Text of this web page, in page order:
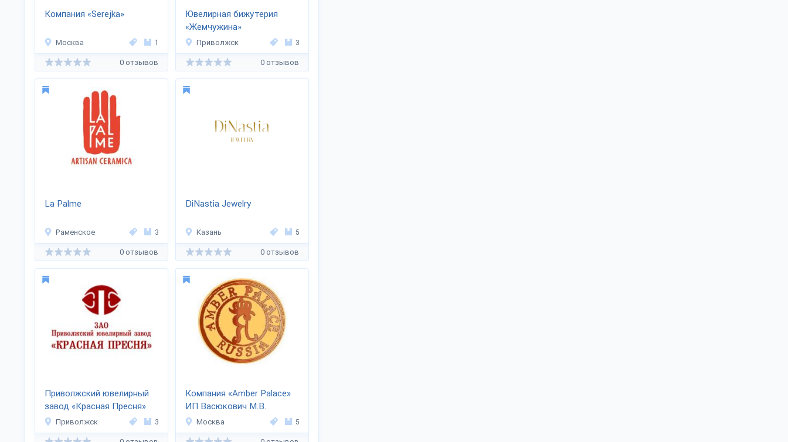
Компания «Serejka»
Москва 1
0 отзывов
Ювелирная бижутерия
«Жемчужина»
Приволжск 3
0 отзывов
La Palme
Раменское 3
0 отзывов
DiNastia Jewelry
Казань 5
0 отзывов
Приволжский ювелирный
завод «Красная Пресня»
Приволжск 3
Компания «Amber Palace»
ИП Васюкович М.В.
Москва 5